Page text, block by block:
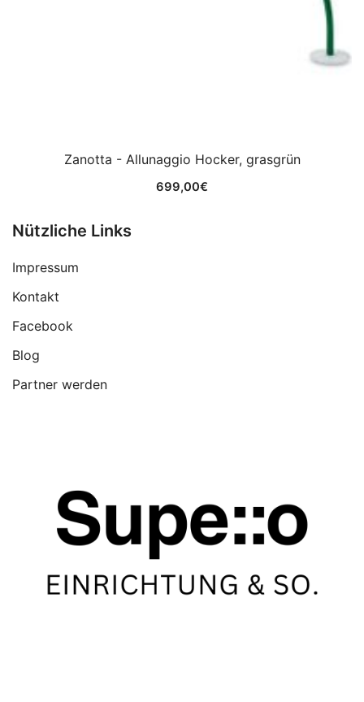
Zanotta - Allunaggio Hocker, grasgrün
699,00€
Nützliche Links
Impressum
Kontakt
Facebook
Blog
Partner werden